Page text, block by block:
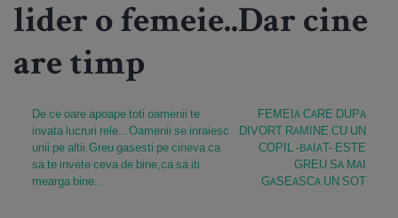
lider o femeie..Dar cine
are timp
De ce oare apoape toti oamenii te
invata lucruri rele...Oamenii se inraiesc
unii pe altii.Greu gasesti pe cineva ca
sa te invete ceva de bine,ca sa iti
mearga bine..
FEMEIA CARE DUPA
DIVORT RAMINE CU UN
COPIL -BAIAT- ESTE
GREU SA MAI
GASEASCA UN SOT